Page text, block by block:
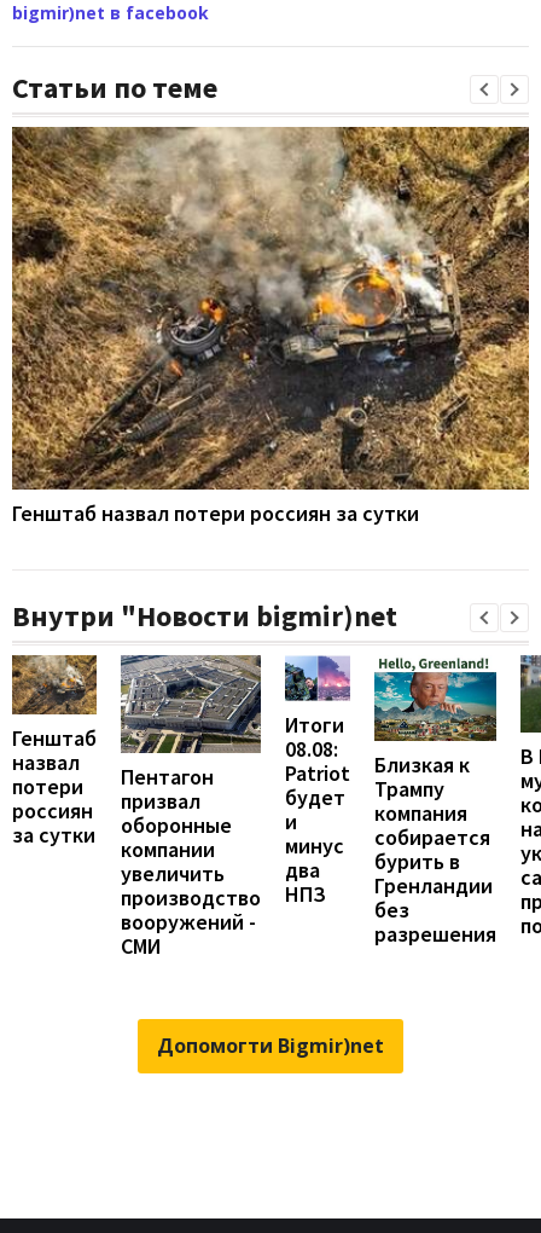
bigmir)net в facebook
Статьи по теме
Генштаб назвал потери россиян за сутки
Внутри "Новости bigmir)net
Генштаб
назвал
потери
россиян
за сутки
Пентагон
призвал
оборонные
компании
увеличить
производство
вооружений -
СМИ
Итоги
08.08:
Patriot
будет
и
минус
два
НПЗ
Близкая к
Трампу
компания
собирается
бурить в
Гренландии
без
разрешения
В
Допомогти Bigmir)net